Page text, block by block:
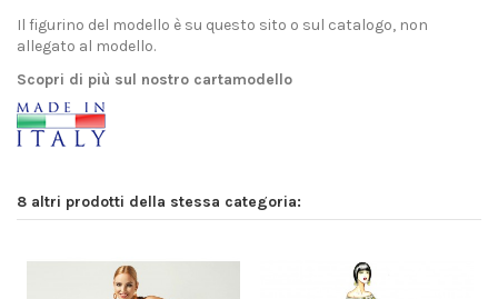
Il figurino del modello è su questo sito o sul catalogo, non
allegato al modello.
Scopri di più sul nostro cartamodello
8 altri prodotti della stessa categoria: